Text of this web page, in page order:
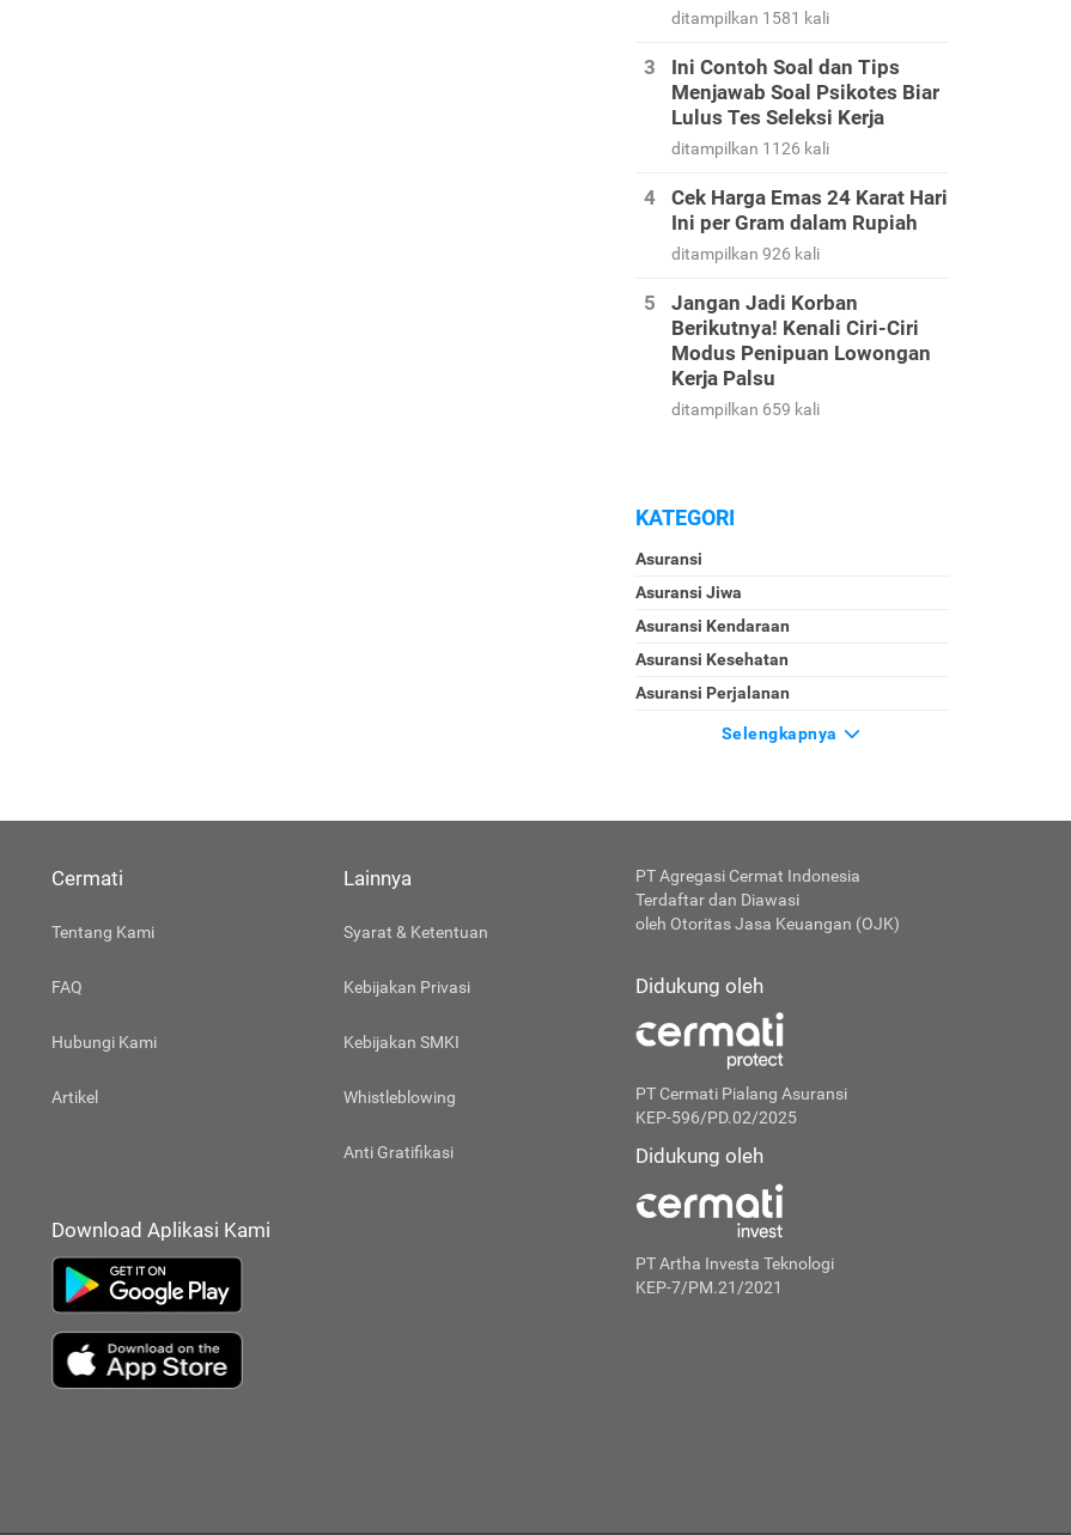
ditampilkan 1581 kali
Ini Contoh Soal dan Tips
Menjawab Soal Psikotes Biar
Lulus Tes Seleksi Kerja
ditampilkan 1126 kali
Cek Harga Emas 24 Karat Hari
Ini per Gram dalam Rupiah
ditampilkan 926 kali
Jangan Jadi Korban
Berikutnya! Kenali Ciri-Ciri
Modus Penipuan Lowongan
Kerja Palsu
ditampilkan 659 kali
KATEGORI
Asuransi
Asuransi Jiwa
Asuransi Kendaraan
Asuransi Kesehatan
Asuransi Perjalanan
Selengkapnya
Cermati
Tentang Kami
FAQ
Hubungi Kami
Artikel
Lainnya
Syarat & Ketentuan
Kebijakan Privasi
Kebijakan SMKI
Whistleblowing
Anti Gratifikasi
Download Aplikasi Kami
PT Agregasi Cermat Indonesia
Terdaftar dan Diawasi
oleh Otoritas Jasa Keuangan (OJK)
Didukung oleh
PT Cermati Pialang Asuransi
KEP-596/PD.02/2025
Didukung oleh
PT Artha Investa Teknologi
KEP-7/PM.21/2021